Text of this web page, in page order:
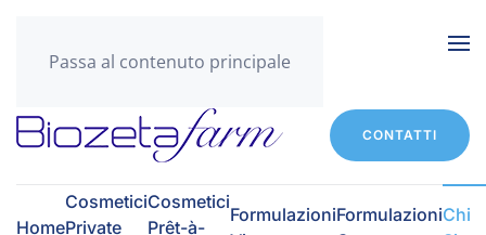
Passa al contenuto principale
CONTATTI
Home
Cosmetici
Private
Cosmetici
Prêt-à-
FormulazioniFormulazioniChi